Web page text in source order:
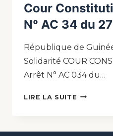
Cour
N° AC 34 du
République de
Solidarité COUR
Arrêt N° AC 034 du…
LIRE LA SUITE